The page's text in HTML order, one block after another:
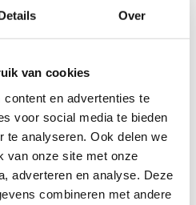
Over
van cookies
en advertenties te
voor social media te bieden
te analyseren. Ook delen we
van onze site met onze
adverteren en analyse. Deze
combineren met andere
for members
upgrade to a premium
for free, unlocking an
search for assets,
and access to
AskHollandBIO’s